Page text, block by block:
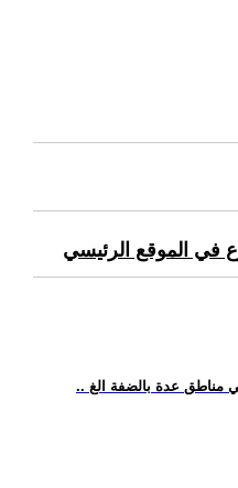
في الموقع الرئيسي
مناطق عدة بالضفة الغ